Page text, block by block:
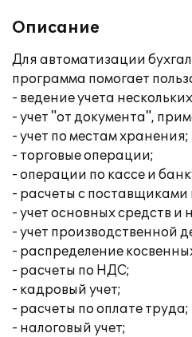
Описание
Для автоматизации
программа помогает
- ведение учета
- учет "от документа",
- учет по местам хранения;
- торговые операции;
- операции по кассе и
- расчеты с поставщиками
- учет основных средств
- учет производственной
- распределение
- расчеты по НДС;
- кадровый учет;
- расчеты по оплате труда;
- налоговый учет;